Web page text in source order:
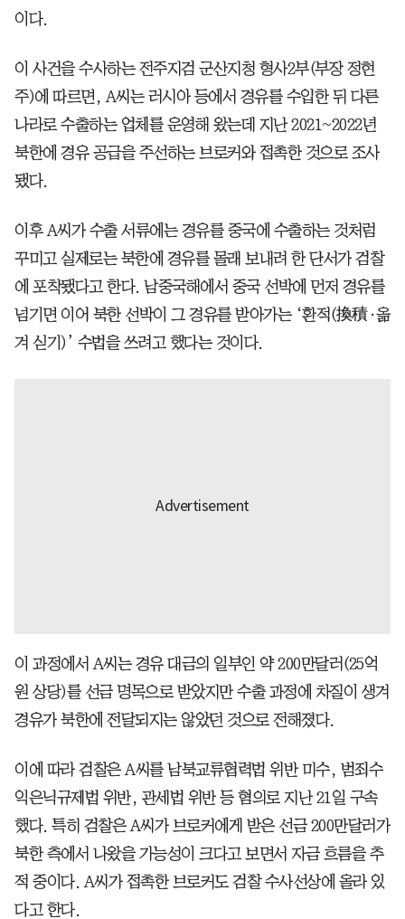
이다.
이 사건을 수사하는 전주지검 군산지청 형사2부(부장 정현
주)에 따르면, A씨는 러시아 등에서 경유를 수입한 뒤 다른
나라로 수출하는 업체를 운영해 왔는데 지난 2021~2022년
북한에 경유 공급을 주선하는 브로커와 접촉한 것으로 조사
됐다.
이후 A씨가 수출 서류에는 경유를 중국에 수출하는 것처럼
꾸미고 실제로는 북한에 경유를 몰래 보내려 한 단서가 검찰
에 포착됐다고 한다. 남중국해에서 중국 선박에 먼저 경유를
넘기면 이어 북한 선박이 그 경유를 받아가는 ‘환적(換積·옮
겨 싣기)’ 수법을 쓰려고 했다는 것이다.
이 과정에서 A씨는 경유 대금의 일부인 약 200만달러(25억
원 상당)를 선금 명목으로 받았지만 수출 과정에 차질이 생겨
경유가 북한에 전달되지는 않았던 것으로 전해졌다.
이에 따라 검찰은 A씨를 남북교류협력법 위반 미수, 범죄수
익은닉규제법 위반, 관세법 위반 등 혐의로 지난 21일 구속
했다. 특히 검찰은 A씨가 브로커에게 받은 선금 200만달러가
북한 측에서 나왔을 가능성이 크다고 보면서 자금 흐름을 추
적 중이다. A씨가 접촉한 브로커도 검찰 수사선상에 올라 있
다고 한다.